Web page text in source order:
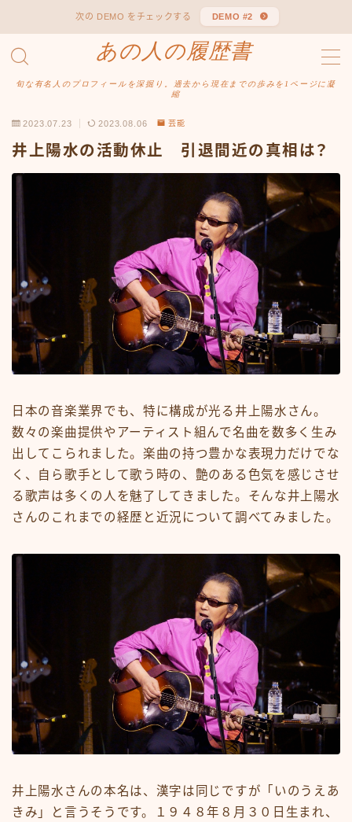
次の DEMO をチェックする DEMO #2
あの人の履歴書
旬な有名人のプロフィールを深掘り。過去から現在までの歩みを1ページに凝
縮
MENU
有料記事の決済完了ページ
運営者情報
2023.07.23 2023.08.06 芸能
井上陽水の活動休止 引退間近の真相は？
日本の音楽業界でも、特に構成が光る井上陽水さん。
数々の楽曲提供やアーティスト組んで名曲を数多く生み
出してこられました。楽曲の持つ豊かな表現力だけでな
く、自ら歌手として歌う時の、艶のある色気を感じさせ
る歌声は多くの人を魅了してきました。そんな井上陽水
さんのこれまでの経歴と近況について調べてみました。
井上陽水さんの本名は、漢字は同じですが「いのうえあ
きみ」と言うそうです。１９４８年８月３０日生まれ、